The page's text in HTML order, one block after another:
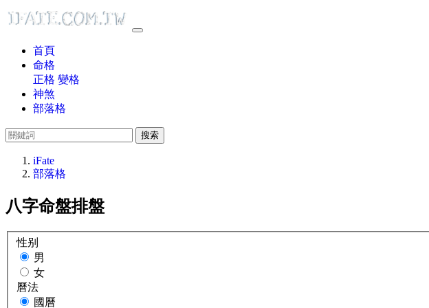
首頁
命格
正格 變格
神煞
部落格
搜索
iFate
部落格
八字命盤排盤
性别
男
女
曆法
國曆